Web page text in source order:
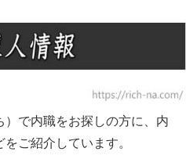
で内職をお探しの方に、内
ご紹介しています。